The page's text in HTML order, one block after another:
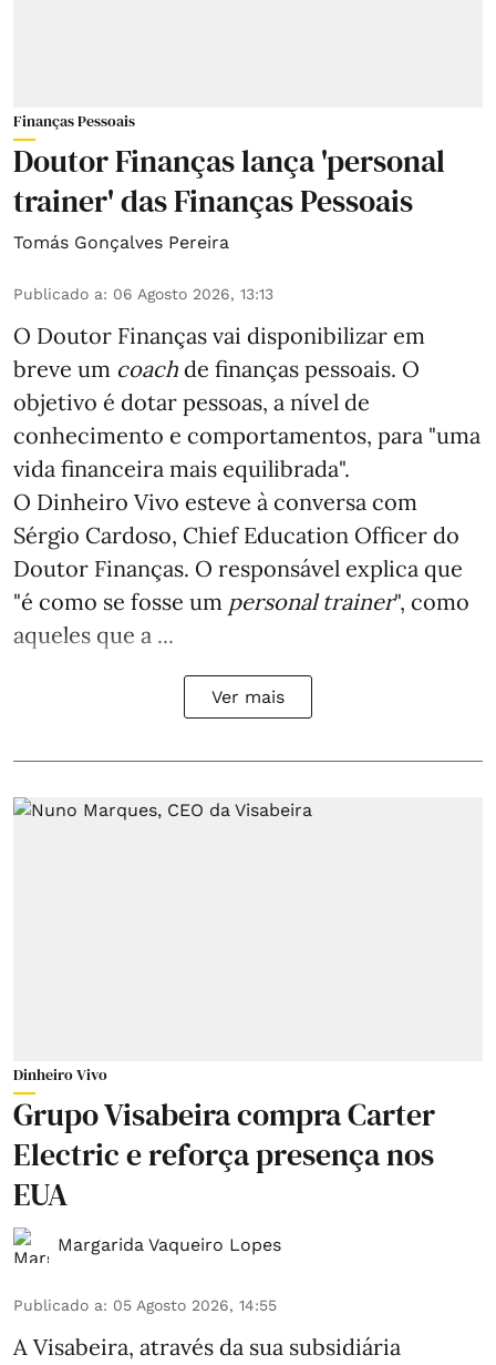
Finanças Pessoais
Doutor Finanças lança 'personal
trainer' das Finanças Pessoais
Tomás Gonçalves Pereira
Publicado a: 06 Agosto 2026, 13:13
O Doutor Finanças vai disponibilizar em
breve um coach de finanças pessoais. O
objetivo é dotar pessoas, a nível de
conhecimento e comportamentos, para "uma
vida financeira mais equilibrada".
O Dinheiro Vivo esteve à conversa com
Sérgio Cardoso, Chief Education Officer do
Doutor Finanças. O responsável explica que
"é como se fosse um personal trainer", como
aqueles que a ...
Ver mais
Dinheiro Vivo
Grupo Visabeira compra Carter
Electric e reforça presença nos
EUA
Margarida Vaqueiro Lopes
Publicado a: 05 Agosto 2026, 14:55
A Visabeira, através da sua subsidiária